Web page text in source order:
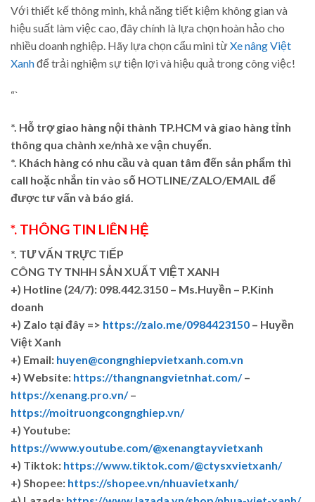
Với thiết kế thông minh, khả năng tiết kiệm không gian và
hiệu suất làm việc cao, đây chính là lựa chọn hoàn hảo cho
nhiều doanh nghiệp. Hãy lựa chọn cẩu mini từXe nâng Việt
Xanhđể trải nghiệm sự tiện lợi và hiệu quả trong công việc!
“`
*. Hỗ trợ giao hàng nội thành TP.HCM và giao hàng tỉnh
thông qua chành xe/nhà xe vận chuyển.
*. Khách hàng có nhu cầu và quan tâm đến sản phẩm thì
call hoặc nhắn tin vào số HOTLINE/ZALO/EMAIL để
được tư vấn và báo giá.
*. THÔNG TIN LIÊN HỆ
*. TƯ VẤN TRỰC TIẾP
CÔNG TY TNHH SẢN XUẤT VIỆT XANH
+) Hotline (24/7): 098.442.3150 – Ms.Huyền – P.Kinh
doanh
+) Zalo tại đây => https://zalo.me/0984423150 – Huyền
Việt Xanh
+) Email: huyen@congnghiepvietxanh.com.vn
+) Website: https://thangnangvietnhat.com/–
https://xenang.pro.vn/–
https://moitruongcongnghiep.vn/
+) Youtube:
https://www.youtube.com/@xenangtayvietxanh
+) Tiktok: https://www.tiktok.com/@ctysxvietxanh/
+) Shopee: https://shopee.vn/nhuavietxanh/